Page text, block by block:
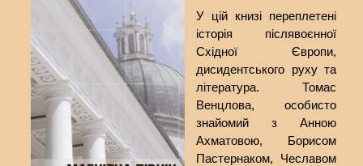
У цій книзі переплетені
історія післявоєнної
Східної Європи,
дисидентського руху та
література. Томас
Венцлова, особисто
знайомий з Анною
Ахматовою, Борисом
Пастернаком, Чеславом